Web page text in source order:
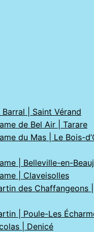
| Saint Vérand
de Bel Air | Tarare
du Mas | Le Bois-
| Belleville-en-
| Claveisolles
des Chaffangeons |
| Poule-Les
| Denicé